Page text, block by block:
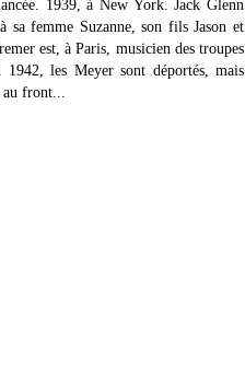
1939, à New York. Jack Glenn
sa femme Suzanne, son fils Jason et
est, à Paris, musicien des troupes
les Meyer sont déportés, mais
au front...